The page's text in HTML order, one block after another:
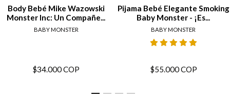
Body Bebé Mike Wazowski
Monster Inc: Un Compañe...
BABY MONSTER
$34.000 COP
Pijama Bebé Elegante Smoking
Baby Monster - ¡Es...
BABY MONSTER
$55.000 COP